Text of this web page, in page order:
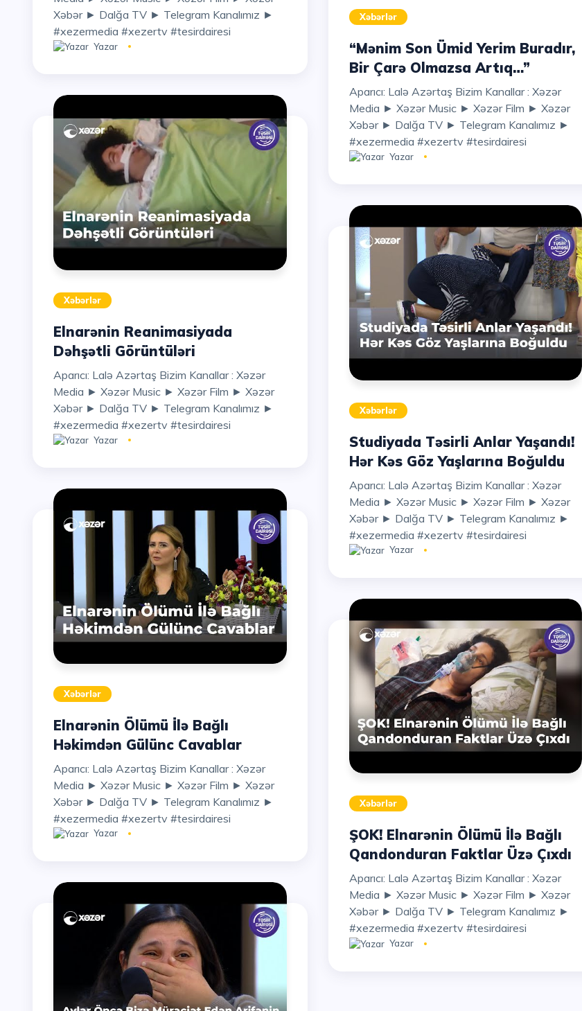
Xəbər ► Dalğa TV ► Telegram Kanalımız ►
#xezermedia #xezertv #tesirdairesi
Yazar
Xəbərlər
Elnarənin Reanimasiyada
Dəhşətli Görüntüləri
Aparıcı: Lalə Azərtaş Bizim Kanallar : Xəzər
Media ► Xəzər Music ► Xəzər Film ► Xəzər
Xəbər ► Dalğa TV ► Telegram Kanalımız ►
#xezermedia #xezertv #tesirdairesi
Yazar
Xəbərlər
Elnarənin Ölümü İlə Bağlı
Həkimdən Gülünc Cavablar
Aparıcı: Lalə Azərtaş Bizim Kanallar : Xəzər
Media ► Xəzər Music ► Xəzər Film ► Xəzər
Xəbər ► Dalğa TV ► Telegram Kanalımız ►
#xezermedia #xezertv #tesirdairesi
Yazar
Xəbərlər
“Mənim Son Ümid Yerim Buradır,
Bir Çarə Olmazsa Artıq…”
Aparıcı: Lalə Azərtaş Bizim Kanallar : Xəzər
Media ► Xəzər Music ► Xəzər Film ► Xəzər
Xəbər ► Dalğa TV ► Telegram Kanalımız ►
#xezermedia #xezertv #tesirdairesi
Yazar
Xəbərlər
Studiyada Təsirli Anlar Yaşandı!
Hər Kəs Göz Yaşlarına Boğuldu
Aparıcı: Lalə Azərtaş Bizim Kanallar : Xəzər
Media ► Xəzər Music ► Xəzər Film ► Xəzər
Xəbər ► Dalğa TV ► Telegram Kanalımız ►
#xezermedia #xezertv #tesirdairesi
Yazar
Xəbərlər
ŞOK! Elnarənin Ölümü İlə Bağlı
Qandonduran Faktlar Üzə Çıxdı
Aparıcı: Lalə Azərtaş Bizim Kanallar : Xəzər
Media ► Xəzər Music ► Xəzər Film ► Xəzər
Xəbər ► Dalğa TV ► Telegram Kanalımız ►
#xezermedia #xezertv #tesirdairesi
Yazar